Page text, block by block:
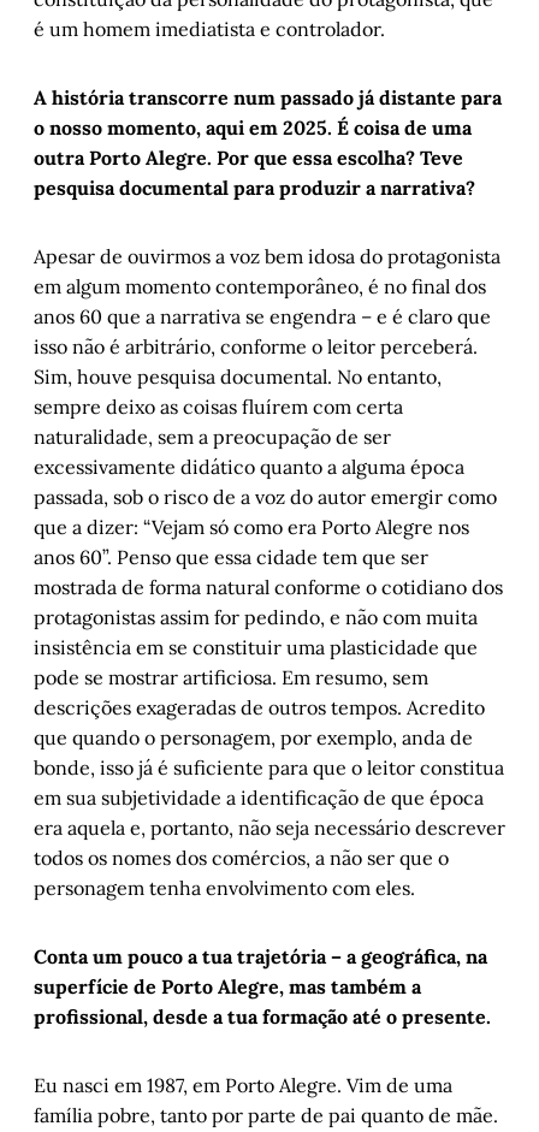
é um homem imediatista e controlador.
A história transcorre num passado já distante para
o nosso momento, aqui em 2025. É coisa de uma
outra Porto Alegre. Por que essa escolha? Teve
pesquisa documental para produzir a narrativa?
Apesar de ouvirmos a voz bem idosa do protagonista
em algum momento contemporâneo, é no final dos
anos 60 que a narrativa se engendra – e é claro que
isso não é arbitrário, conforme o leitor perceberá.
Sim, houve pesquisa documental. No entanto,
sempre deixo as coisas fluírem com certa
naturalidade, sem a preocupação de ser
excessivamente didático quanto a alguma época
passada, sob o risco de a voz do autor emergir como
que a dizer: “Vejam só como era Porto Alegre nos
anos 60”. Penso que essa cidade tem que ser
mostrada de forma natural conforme o cotidiano dos
protagonistas assim for pedindo, e não com muita
insistência em se constituir uma plasticidade que
pode se mostrar artificiosa. Em resumo, sem
descrições exageradas de outros tempos. Acredito
que quando o personagem, por exemplo, anda de
bonde, isso já é suficiente para que o leitor constitua
em sua subjetividade a identificação de que época
era aquela e, portanto, não seja necessário descrever
todos os nomes dos comércios, a não ser que o
personagem tenha envolvimento com eles.
Conta um pouco a tua trajetória – a geográfica, na
superfície de Porto Alegre, mas também a
profissional, desde a tua formação até o presente.
Eu nasci em 1987, em Porto Alegre. Vim de uma
família pobre, tanto por parte de pai quanto de mãe.